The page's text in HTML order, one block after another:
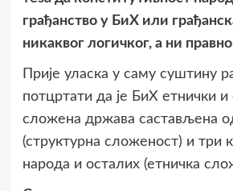
грађанство у БиХ или
никаквог логичког, а ни
Прије уласка у саму суштину
потцртати да је БиХ етнички и
сложена држава састављена
(структурна сложеност) и три
народа и осталих (етничка